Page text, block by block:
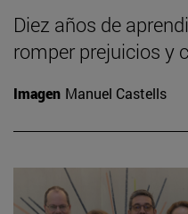
Diez años de
romper prejuicios y
Imagen Manuel Castells